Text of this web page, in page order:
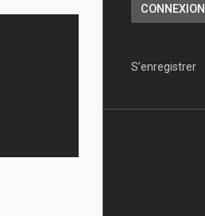
S’enregistrer